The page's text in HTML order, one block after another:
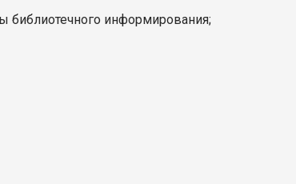
библиотечного информирования;